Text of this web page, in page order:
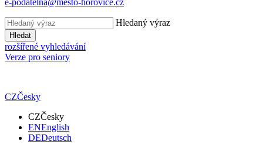
e-podatelna@mesto-horovice.cz
Hledaný výraz
Hledat
rozšířené vyhledávání
Verze pro seniory
CZČesky
CZČesky
ENEnglish
DEDeutsch